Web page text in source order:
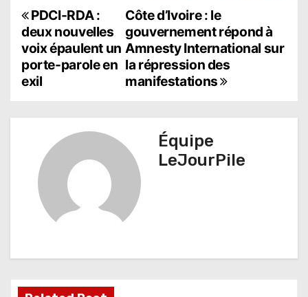
N
a
v
g
n
d
Côte d’Ivoire : le
gouvernement répond à
Amnesty International sur
la répression des
manifestations
PDCI-RDA :
deux nouvelles
voix épaulent un
porte-parole en
exil
Équipe
LeJourPile